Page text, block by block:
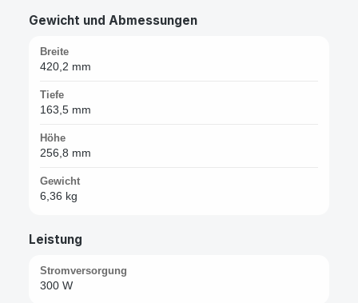
Gewicht und Abmessungen
Breite
420,2 mm
Tiefe
163,5 mm
Höhe
256,8 mm
Gewicht
6,36 kg
Leistung
Stromversorgung
300 W